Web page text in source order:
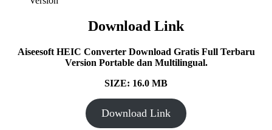
Download Link
Aiseesoft HEIC Converter Download Gratis Full Terbaru
Version Portable dan Multilingual.
SIZE: 16.0 MB
Download Link